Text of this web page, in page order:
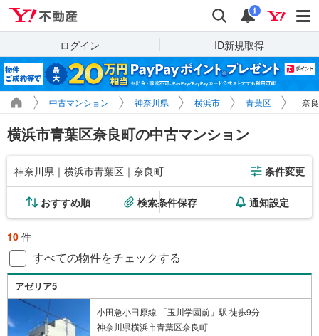
検索 通知
i
ログイン ID新規取得
中古マンション 神奈川県 横浜市 青葉区 奈
横浜市青葉区奈良町の中古マンション
神奈川県｜横浜市青葉区｜奈良町 条件変更
おすすめ順 検索条件保存 通知設定
10 件
すべての物件をチェックする
アゼリア5
小田急小田原線 「玉川学園前」駅 徒歩9分
神奈川県横浜市青葉区奈良町